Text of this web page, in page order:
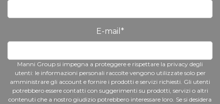
E-mail *
Manni Group si impegna a proteggere e rispettare la privacy degli
utenti: le informazioni personali raccolte vengono utilizzate solo per
amministrare gli account e fornire i prodotti e servizi richiesti. Gli utenti
potrebbero essere contatti con suggerimenti su prodotti, servizi o altri
contenuti che a nostro giudizio potrebbero interessare loro. Se si desidera